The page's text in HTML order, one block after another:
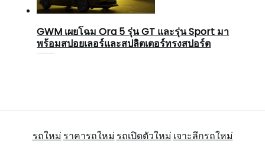
GWM เผยโฉม Ora 5 รุ่น GT และรุ่น Sport มา
พร้อมสปอยเลอร์และสปลิตเตอร์ทรงสปอร์ต
รถใหม่ ราคารถใหม่ รถเปิดตัวใหม่ เจาะลึกรถใหม่